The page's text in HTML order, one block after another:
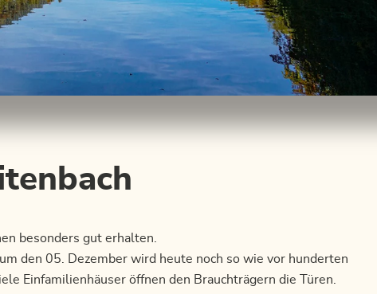
besonders gut erhalten.
den 05. Dezember wird heute noch so wie vor hunderten
Einfamilienhäuser öffnen den Brauchträgern die Türen.